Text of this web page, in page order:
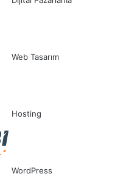
Web Tasarım
Hosting
WordPress